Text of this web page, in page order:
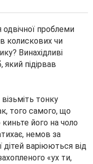
проблеми
колискових чи
Винахідливі
підірвав
тонку
того самого, що
його на чоло
немов за
дітей варіюються від
«ух ти,